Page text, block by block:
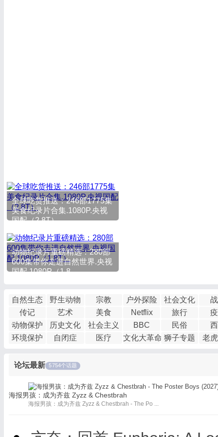
全球吃货推送：246部1775集
美食纪录片合集.1080P.央视
国配（2.8T）
动物纪录片重磅精选：280部
600集带你走进自然世界.央视
国配.1080P（1.8
自然生态 野生动物 宗教 户外探险 社会文化
传记
艺术 美食 Netflix 旅行
动物保护
历史文化 社会主义 BBC 民俗
环境保护
自闭症 医疗 文化大革命 狮子专题 老
5754个话题
论坛最新 进入论坛»
海报男孩：成为齐兹 Zyzz & Chestbrah
海报男孩：成为齐兹 Zyzz & Chestbrah - The Po ...